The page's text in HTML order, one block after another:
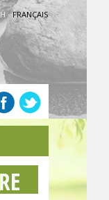
· FRANÇAIS